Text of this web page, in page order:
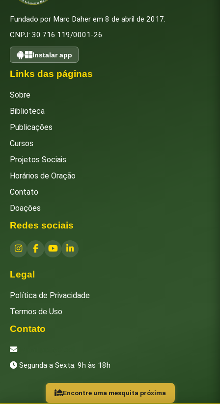
Fundado por Marc Daher em 8 de abril de 2017.
CNPJ: 30.716.119/0001-26
Instalar app
Links das páginas
Sobre
Biblioteca
Publicações
Cursos
Projetos Sociais
Horários de Oração
Contato
Doações
Redes sociais
Legal
Política de Privacidade
Termos de Uso
Contato
Segunda a Sexta: 9h às 18h
Encontre uma mesquita próxima